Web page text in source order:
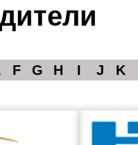
F G H I J K